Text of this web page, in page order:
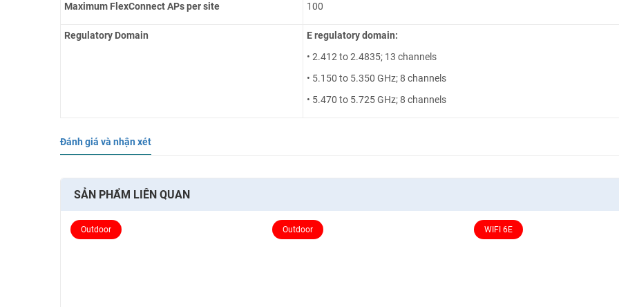
Maximum FlexConnect APs per site 100
Regulatory Domain
E regulatory domain:
• 2.412 to 2.4835; 13 channels
• 5.150 to 5.350 GHz; 8 channels
• 5.470 to 5.725 GHz; 8 channels
Đánh giá và nhận xét
SẢN PHẨM LIÊN QUAN
Outdoor Outdoor WIFI 6E